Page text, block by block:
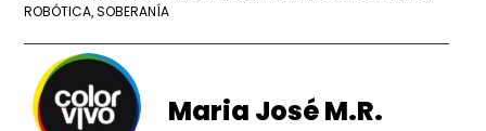
ROBÓTICA,SOBERANÍA
Maria José M.R.